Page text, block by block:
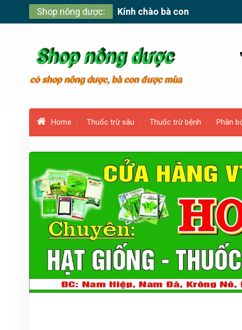
to
Shop nông dược: Kính chào bà con
Home Thuốc trừ sâu Thuốc trừ bệnh Phân